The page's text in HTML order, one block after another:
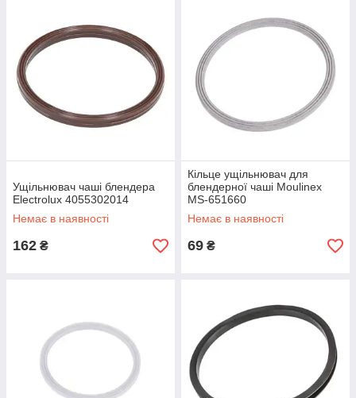
Ущільнювач чаші блендера
Electrolux 4055302014
Немає в наявності
162 ₴
Кільце ущільнювач для
блендерної чаші Moulinex
MS-651660
Немає в наявності
69 ₴